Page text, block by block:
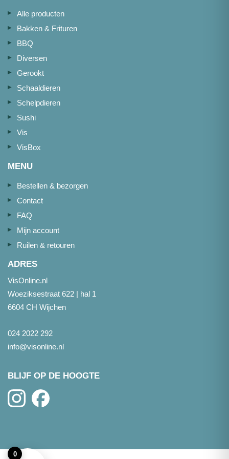
Alle producten
Bakken & Frituren
BBQ
Diversen
Gerookt
Schaaldieren
Schelpdieren
Sushi
Vis
VisBox
MENU
Bestellen & bezorgen
Contact
FAQ
Mijn account
Ruilen & retouren
ADRES
VisOnline.nl
Woeziksestraat 622 | hal 1
6604 CH Wijchen
024 2022 292
info@visonline.nl
BLIJF OP DE HOOGTE
0